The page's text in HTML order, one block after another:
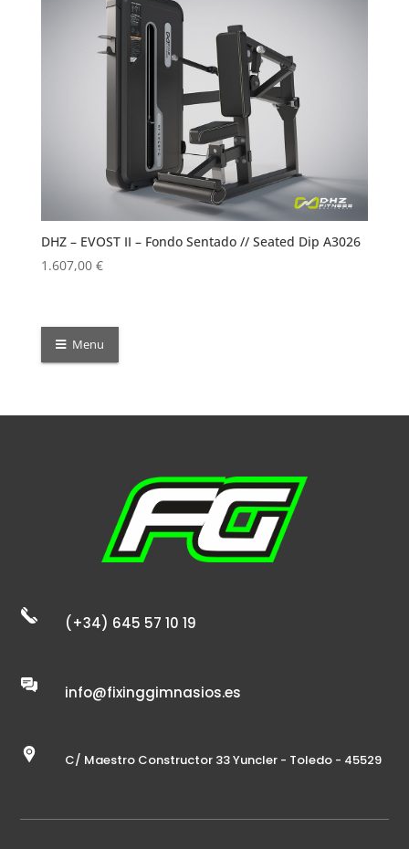
DHZ – EVOST II – Fondo Sentado // Seated Dip A3026
1.607,00 €
Menu
(+34) 645 57 10 19
info@fixinggimnasios.es
C/ Maestro Constructor 33 Yuncler - Toledo - 45529